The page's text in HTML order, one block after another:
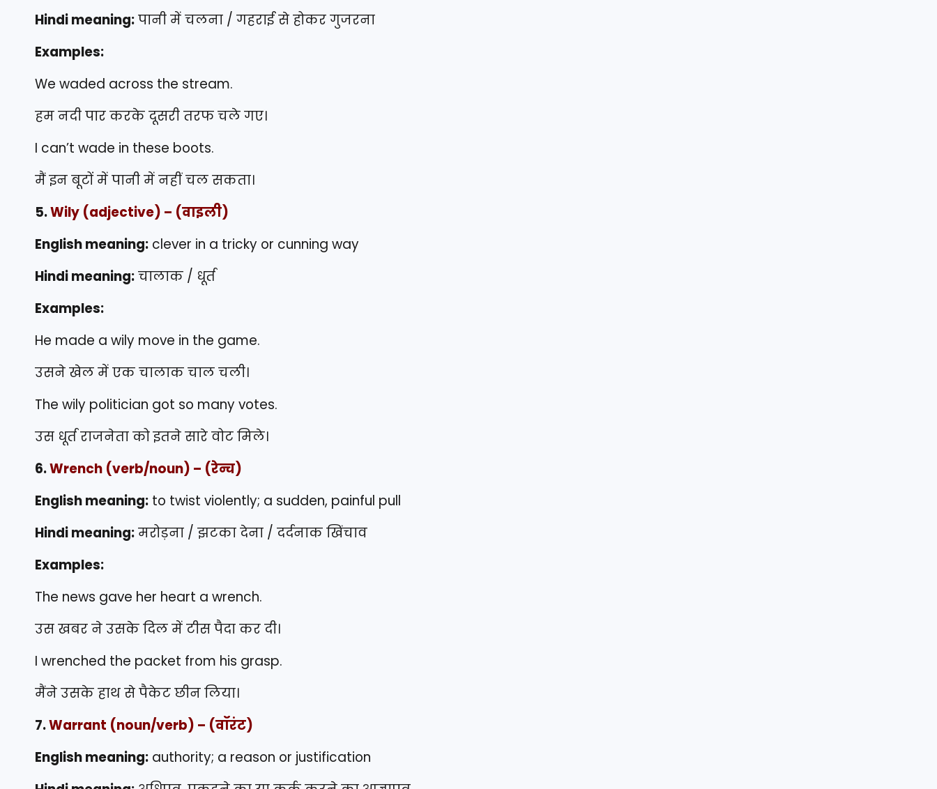
Hindi meaning:पानी में चलना / गहराई से होकर गुजरना
Examples:
We waded across the stream.
हम नदी पार करके दूसरी तरफ चले गए।
I can’t wade in these boots.
मैं इन बूटों में पानी में नहीं चल सकता।
5.Wily (adjective) – (वाइली)
English meaning: clever in a tricky or cunning way
Hindi meaning:चालाक / धूर्त
Examples:
He made a wily move in the game.
उसने खेल में एक चालाक चाल चली।
The wily politician got so many votes.
उस धूर्त राजनेता को इतने सारे वोट मिले।
6.Wrench (verb/noun) – (रेन्च)
English meaning: to twist violently; a sudden, painful pull
Hindi meaning:मरोड़ना / झटका देना / दर्दनाक खिंचाव
Examples:
The news gave her heart a wrench.
उस खबर ने उसके दिल में टीस पैदा कर दी।
I wrenched the packet from his grasp.
मैंने उसके हाथ से पैकेट छीन लिया।
7.Warrant (noun/verb) – (वॉरंट)
English meaning: authority; a reason or justification